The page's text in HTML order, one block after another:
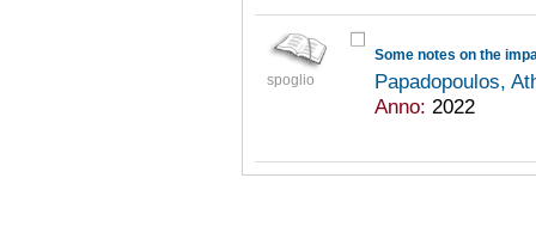
spoglio
Papadopoulos,
Anno: 2022